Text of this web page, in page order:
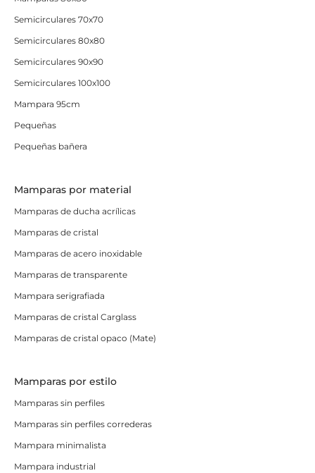
Semicirculares 70x70
Semicirculares 80x80
Semicirculares 90x90
Semicirculares 100x100
Mampara 95cm
Pequeñas
Pequeñas bañera
Mamparas por material
Mamparas de ducha acrílicas
Mamparas de cristal
Mamparas de acero inoxidable
Mamparas de transparente
Mampara serigrafiada
Mamparas de cristal Carglass
Mamparas de cristal opaco (Mate)
Mamparas por estilo
Mamparas sin perfiles
Mamparas sin perfiles correderas
Mampara minimalista
Mampara industrial